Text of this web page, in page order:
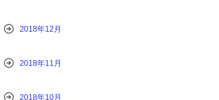
2018年12月
2018年11月
2018年10月